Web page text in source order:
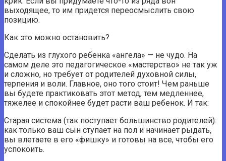
выходящее, то им придется переосмыслить свою
позицию.
Как это можно остановить?
Сделать из глухого ребенка «ангела» — не чудо. На
самом деле это педагогическое «мастерство» не так уж
и сложно, но требует от родителей духовной силы,
терпения и воли. Главное, оно того стоит! Чем раньше
вы будете практиковать этот метод, тем медленнее,
тяжелее и спокойнее будет расти ваш ребенок. И так:
Старая система (так поступает большинство родителей):
как только ваш сын ступает на пол и начинает рыдать,
вы влетаете в его «фишку» и готовы на все, чтобы его
успокоить.